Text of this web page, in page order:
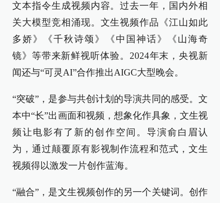
文本指令生成视频内容。过去一年，国内外相
关大模型竞相涌现。文生视频作品《江山如此
多娇》《千秋诗颂》《中国神话》《山海奇
镜》等带来新鲜视听体验。2024年末，央视新
闻还与“可灵AI”合作推出AIGC大型晚会。
“突破”，是参与共创计划的导演共同的感受。文
本中“长”出画面和视频，想象化作具象，文生视
频让电影有了新的创作空间。导演俞白眉认
为，通过颠覆原有影视制作流程和范式，文生
视频得以激发一片创作蓝海。
“融合”，是文生视频创作的另一个关键词。创作